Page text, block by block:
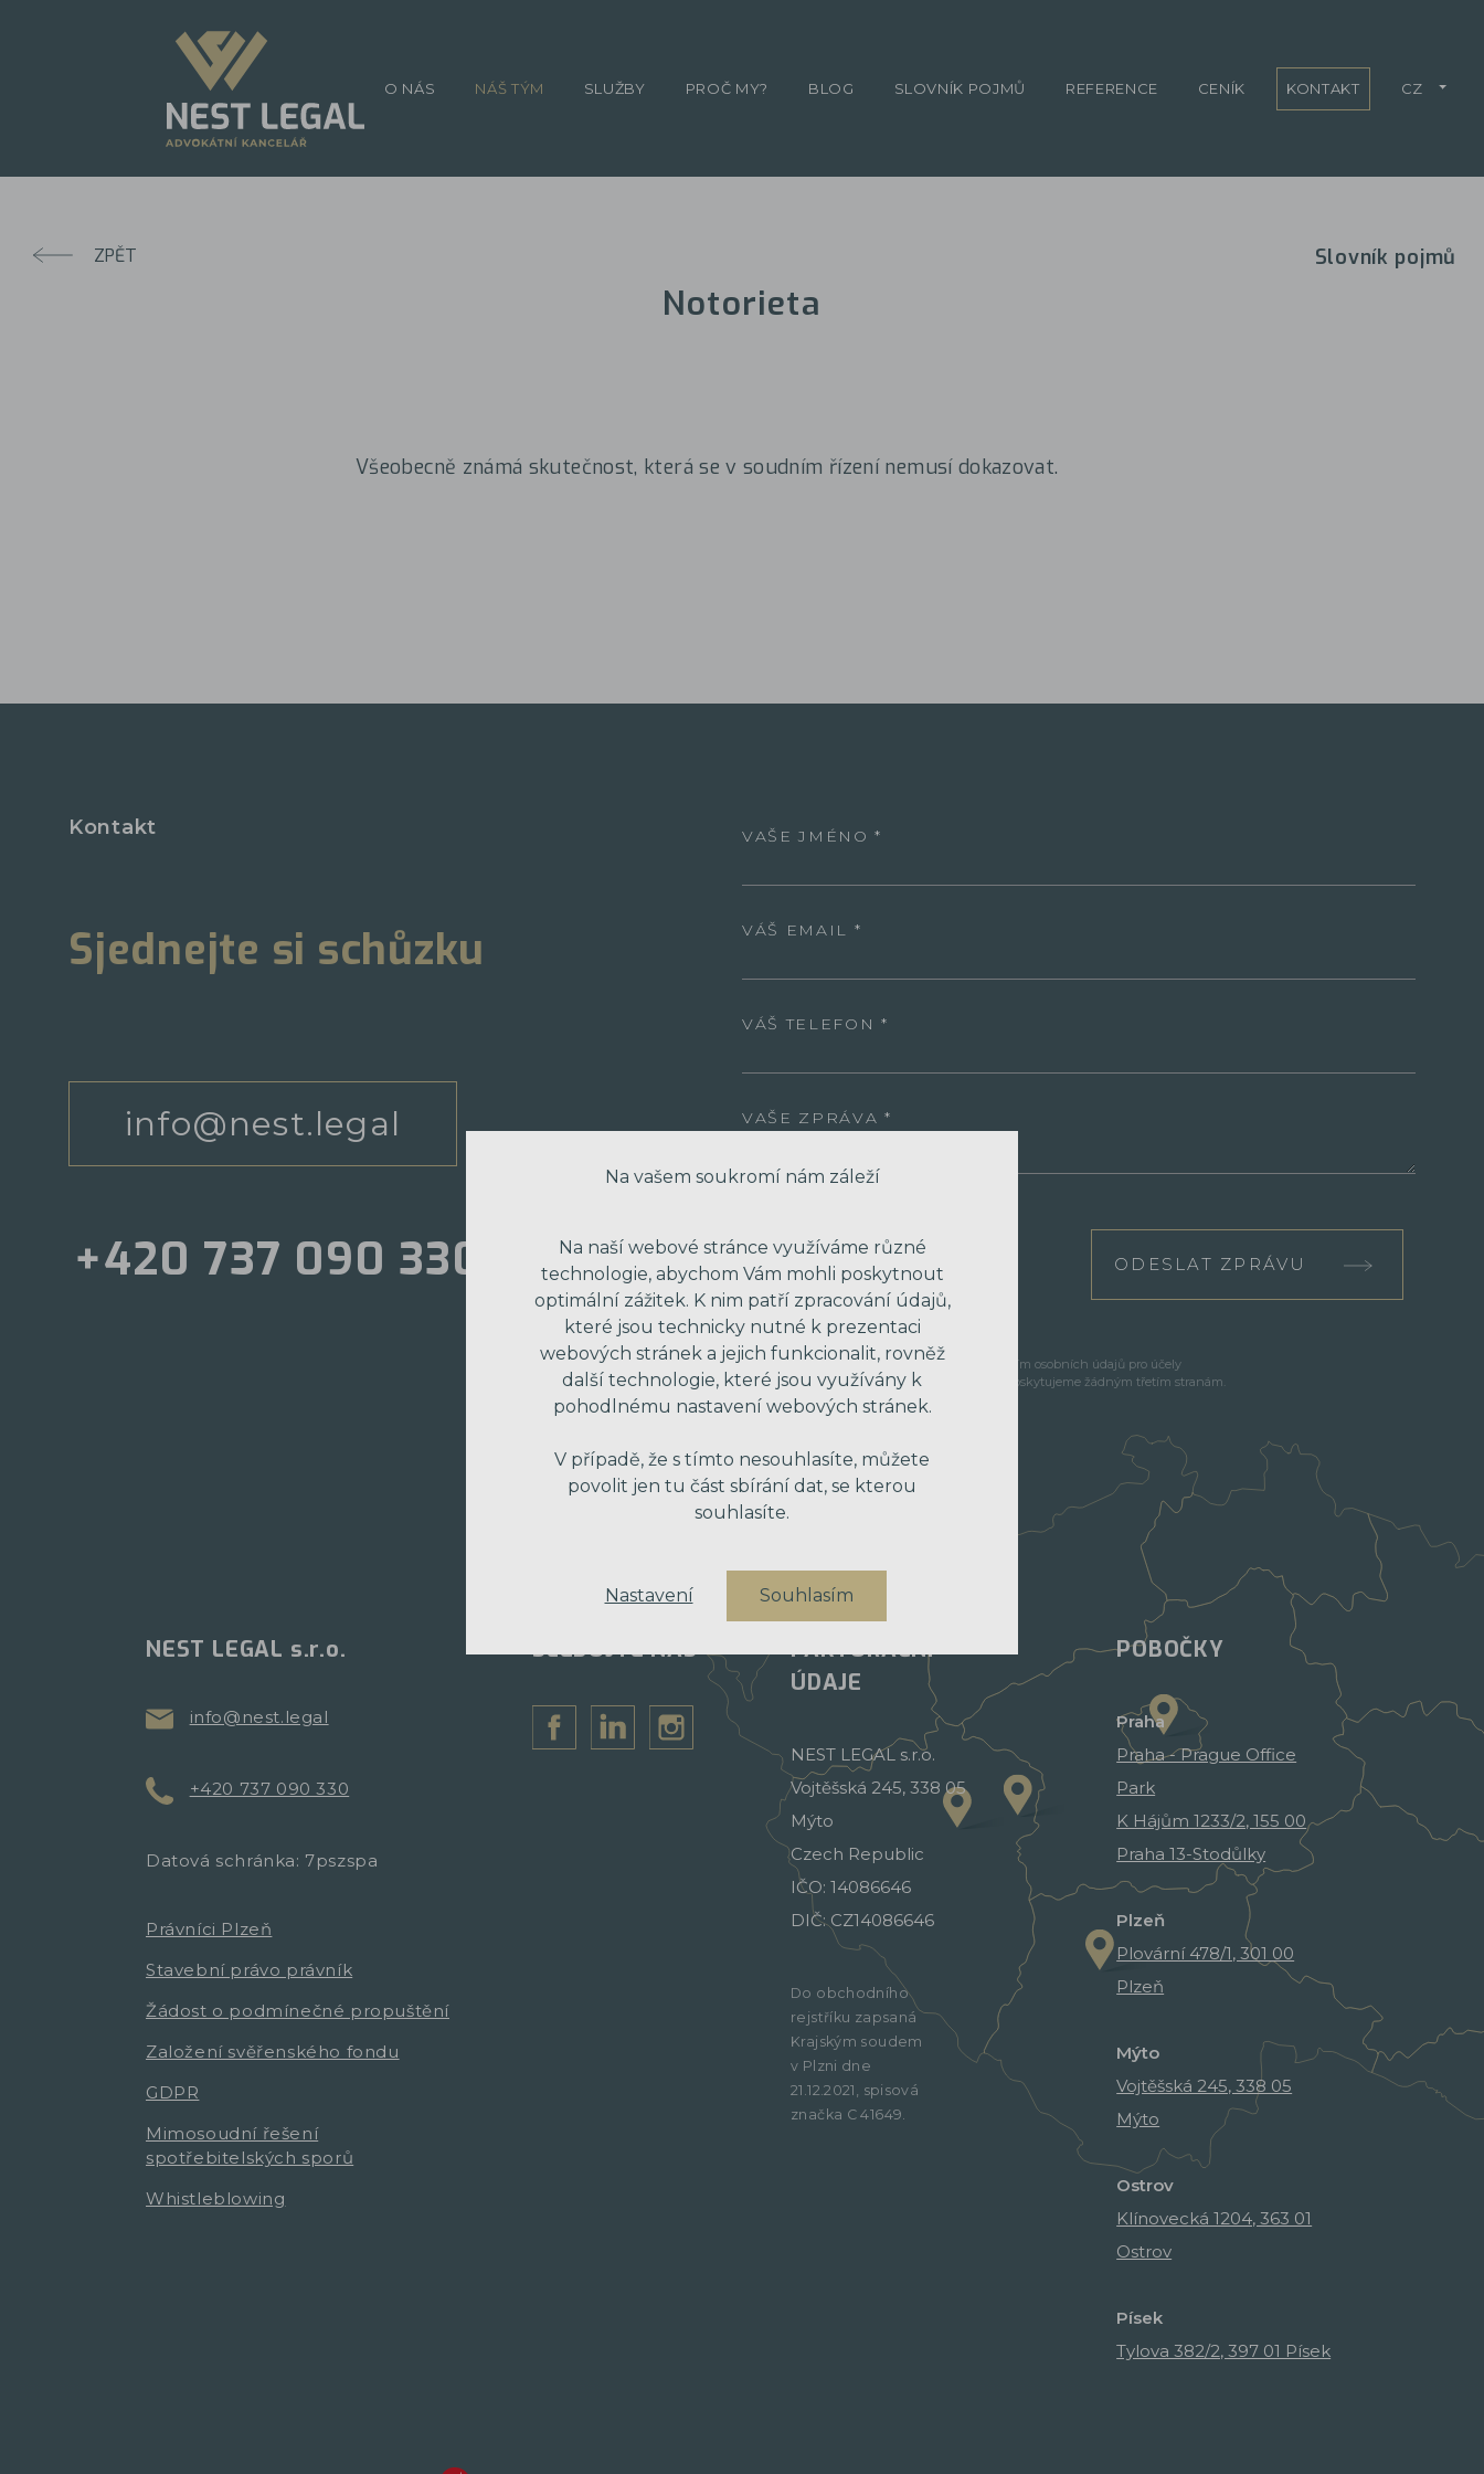
ZPĚT Slovník pojmů
Notorieta
Všeobecně známá skutečnost, která se v soudním řízení nemusí dokazovat.
Kontakt
Sjednejte si schůzku
info@nest.legal
+420 737 090 330
VAŠE JMÉNO
VÁŠ EMAIL
VÁŠ TELEFON
VAŠE ZPRÁVA
ODESLAT ZPRÁVU
* Odesláním formuláře souhlasím se zpracováním osobních údajů pro účely
obchodní nabídky. Vaše osobní údaje dále neposkytujeme žádným třetím stranám.
NEST LEGAL s.r.o.
info@nest.legal
+420 737 090 330
Datová schránka: 7pszspa
Právníci Plzeň
Stavební právo právník
Žádost o podmínečné propuštění
Založení svěřenského fondu
GDPR
Mimosoudní řešení
spotřebitelských sporů
Whistleblowing
SLEDUJTE NÁS
FAKTURAČNÍ
ÚDAJE
NEST LEGAL s.r.o.
Vojtěšská 245, 338 05
Mýto
Czech Republic
IČO: 14086646
DIČ: CZ14086646
Do obchodního
rejstříku zapsaná
Krajským soudem
v Plzni dne
21.12.2021, spisová
značka C 41649.
POBOČKY
Praha
Praha - Prague Office
Park
K Hájům 1233/2, 155 00
Praha 13-Stodůlky
Plzeň
Plovární 478/1, 301 00
Plzeň
Mýto
Vojtěšská 245, 338 05
Mýto
Ostrov
Klínovecká 1204, 363 01
Ostrov
Písek
Tylova 382/2, 397 01 Písek
O NÁS NÁŠ TÝM SLUŽBY PROČ MY? BLOG SLOVNÍK POJMŮ REFERENCE CENÍK KONTAKT CZ
Na vašem soukromí nám záleží
Na naší webové stránce využíváme různé
technologie, abychom Vám mohli poskytnout
optimální zážitek. K nim patří zpracování údajů,
které jsou technicky nutné k prezentaci
webových stránek a jejich funkcionalit, rovněž
další technologie, které jsou využívány k
pohodlnému nastavení webových stránek.
V případě, že s tímto nesouhlasíte, můžete
povolit jen tu část sbírání dat, se kterou
souhlasíte.
Nastavení Souhlasím